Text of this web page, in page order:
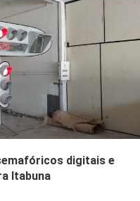
digitais e
Itabuna